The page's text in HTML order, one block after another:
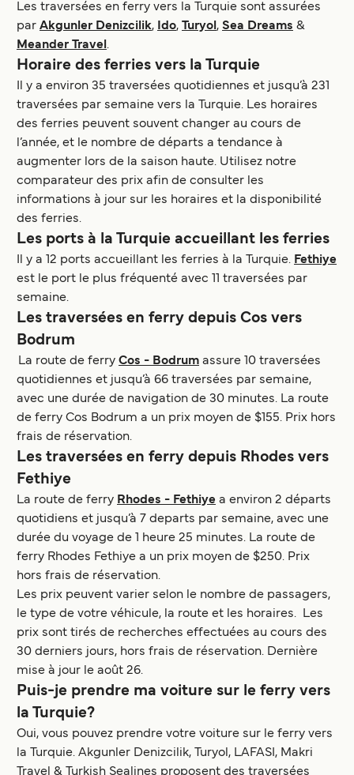
Les traversées en ferry vers la Turquie sont assurées
par Akgunler Denizcilik, Ido, Turyol , Sea Dreams &
Meander Travel .
Horaire des ferries vers la Turquie
Il y a environ 35 traversées quotidiennes et jusqu’à 231
traversées par semaine vers la Turquie. Les horaires
des ferries peuvent souvent changer au cours de
l’année, et le nombre de départs a tendance à
augmenter lors de la saison haute. Utilisez notre
comparateur des prix afin de consulter les
informations à jour sur les horaires et la disponibilité
des ferries.
Les ports à la Turquie accueillant les ferries
Il y a 12 ports accueillant les ferries à la Turquie. Fethiye
est le port le plus fréquenté avec 11 traversées par
semaine.
Les traversées en ferry depuis Cos vers
Bodrum
La route de ferry Cos - Bodrum assure 10 traversées
quotidiennes et jusqu’à 66 traversées par semaine,
avec une durée de navigation de 30 minutes. La route
de ferry Cos Bodrum a un prix moyen de $155. Prix hors
frais de réservation.
Les traversées en ferry depuis Rhodes vers
Fethiye
La route de ferry Rhodes - Fethiye a environ 2 départs
quotidiens et jusqu’à 7 departs par semaine, avec une
durée du voyage de 1 heure 25 minutes. La route de
ferry Rhodes Fethiye a un prix moyen de $250. Prix
hors frais de réservation.
Les prix peuvent varier selon le nombre de passagers,
le type de votre véhicule, la route et les horaires. Les
prix sont tirés de recherches effectuées au cours des
30 derniers jours, hors frais de réservation. Dernière
mise à jour le août 26.
Puis-je prendre ma voiture sur le ferry vers
la Turquie?
Oui, vous pouvez prendre votre voiture sur le ferry vers
la Turquie. Akgunler Denizcilik, Turyol, LAFASI, Makri
Travel & Turkish Sealines proposent des traversées